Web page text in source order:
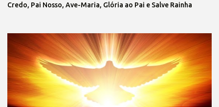
Credo, Pai Nosso, Ave-Maria, Glória ao Pai e Salve Rainha